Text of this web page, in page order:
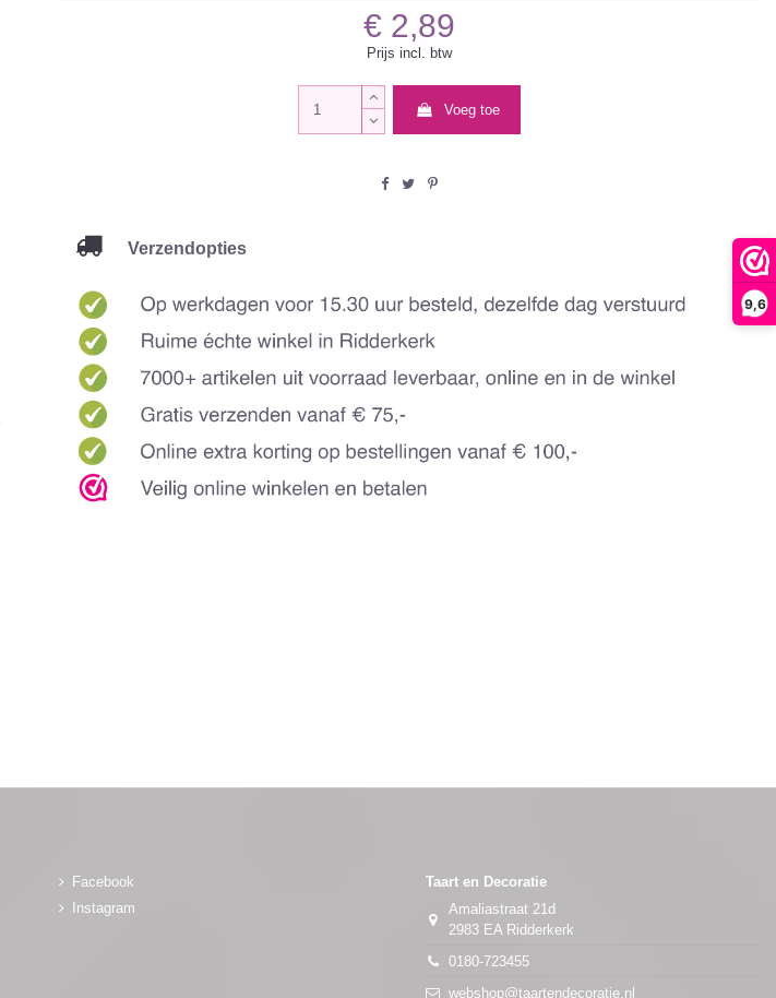
9,6
€ 2,89
Prijs incl. btw
Voeg toe
Verzendopties
Facebook
Instagram
Taart en Decoratie
Amaliastraat 21d
2983 EA Ridderkerk
0180-723455
webshop@taartendecoratie.nl